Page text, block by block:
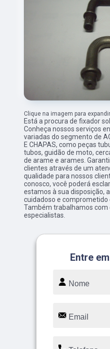
Clique na imagem para expandir
Está a procura de fixador
Conheça nossos serviços
variadas do segmento de
E CHAPAS, como peças
tubos, guidão de moto,
de arame e arames.
clientes através de um
qualidade para nossos
conosco, você poderá
estamos à sua disposição,
cuidadoso e comprometido
Também trabalhamos com
especialistas.
Entre